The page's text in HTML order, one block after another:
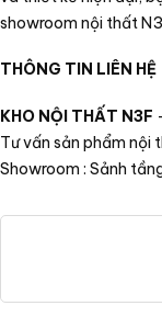
showroom nội thất
THÔNG TIN LIÊN HỆ
KHO NỘI THẤT N3F
Tư vấn sản phẩm nội
Showroom : Sảnh